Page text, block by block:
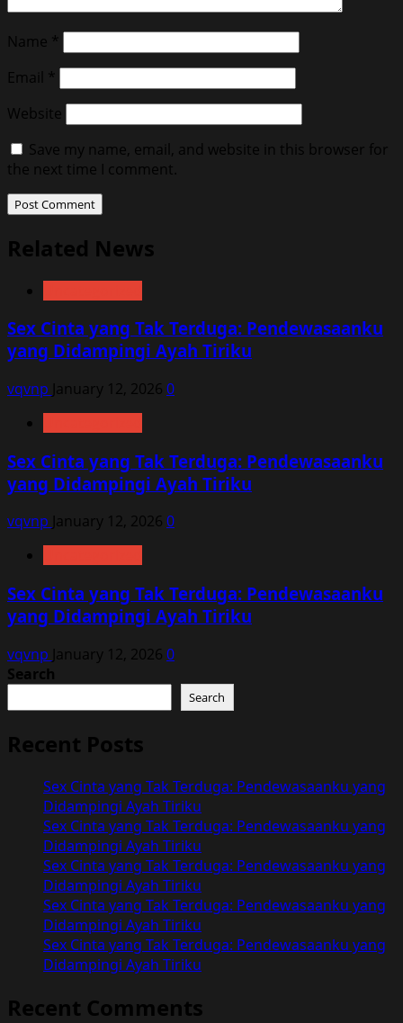
Name *
Email
*
Website
Save my name, email, and website in this browser for
the next time I comment.
Related News
Sex Cinta yang Tak Terduga: Pendewasaanku
yang Didampingi Ayah Tiriku
vqvnp January 12, 2026 0
Sex Cinta yang Tak Terduga: Pendewasaanku
yang Didampingi Ayah Tiriku
vqvnp January 12, 2026 0
Sex Cinta yang Tak Terduga: Pendewasaanku
yang Didampingi Ayah Tiriku
vqvnp January 12, 2026 0
Search
Search
Recent Posts
Sex Cinta yang Tak Terduga: Pendewasaanku yang
Didampingi Ayah Tiriku
Sex Cinta yang Tak Terduga: Pendewasaanku yang
Didampingi Ayah Tiriku
Sex Cinta yang Tak Terduga: Pendewasaanku yang
Didampingi Ayah Tiriku
Sex Cinta yang Tak Terduga: Pendewasaanku yang
Didampingi Ayah Tiriku
Sex Cinta yang Tak Terduga: Pendewasaanku yang
Didampingi Ayah Tiriku
Recent Comments